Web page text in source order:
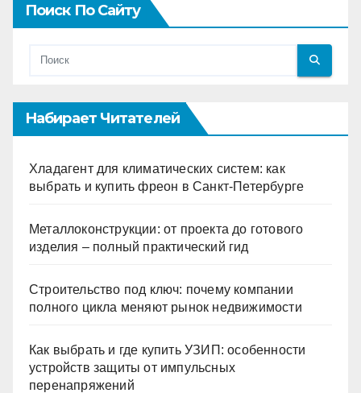
Поиск По Сайту
Набирает Читателей
Хладагент для климатических систем: как
выбрать и купить фреон в Санкт-Петербурге
Металлоконструкции: от проекта до готового
изделия – полный практический гид
Строительство под ключ: почему компании
полного цикла меняют рынок недвижимости
Как выбрать и где купить УЗИП: особенности
устройств защиты от импульсных
перенапряжений